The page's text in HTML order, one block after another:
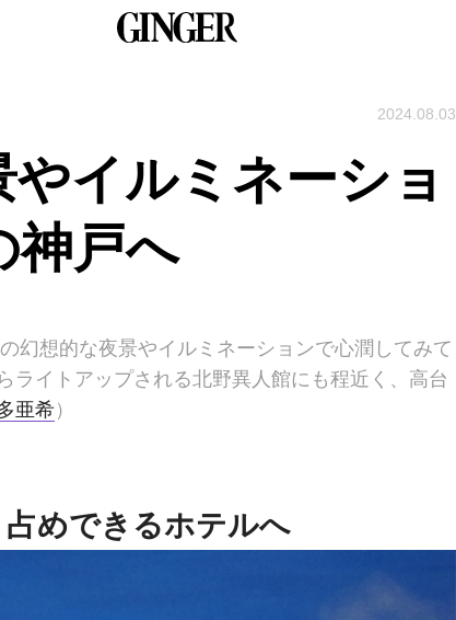
2024.08.03
イルミネーショ
神戸へ
幻想的な夜景やイルミネーションで心潤してみて
イトアップされる北野異人館にも程近く、高台
亜希）
めできるホテルへ